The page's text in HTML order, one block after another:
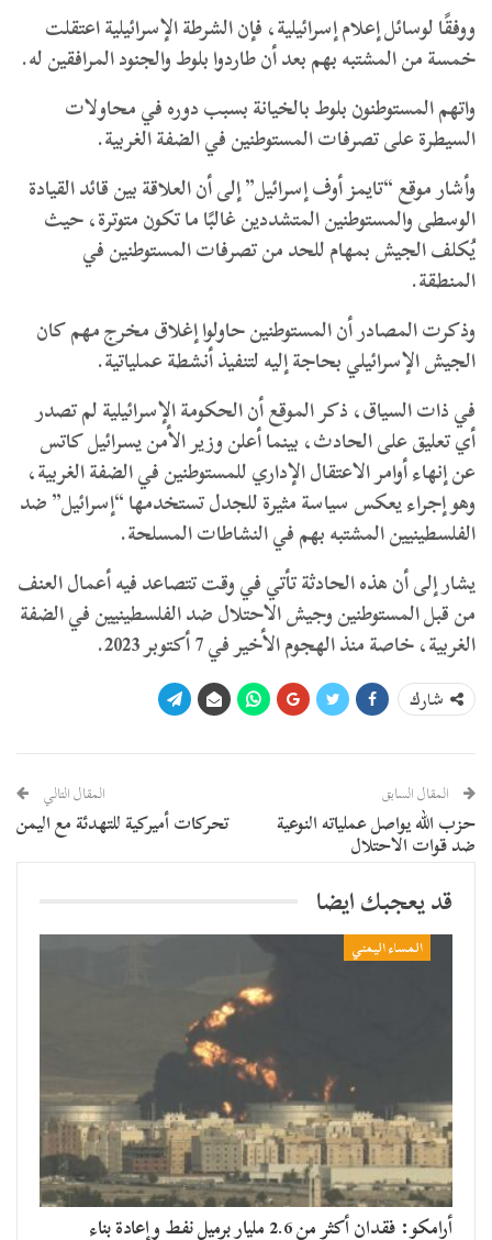
ووفقًا لوسائل إعلام إسرائيلية، فإن الشرطة الإسرائيلية اعتقلت
خمسة من المشتبه بهم بعد أن طاردوا بلوط والجنود المرافقين له.
واتهم المستوطنون بلوط بالخيانة بسبب دوره في محاولات
السيطرة على تصرفات المستوطنين في الضفة الغربية.
وأشار موقع “تايمز أوف إسرائيل” إلى أن العلاقة بين قائد القيادة
الوسطى والمستوطنين المتشددين غالبًا ما تكون متوترة، حيث
يُكلف الجيش بمهام للحد من تصرفات المستوطنين في
المنطقة.
وذكرت المصادر أن المستوطنين حاولوا إغلاق مخرج مهم كان
الجيش الإسرائيلي بحاجة إليه لتنفيذ أنشطة عملياتية.
في ذات السياق، ذكر الموقع أن الحكومة الإسرائيلية لم تصدر
أي تعليق على الحادث، بينما أعلن وزير الأمن يسرائيل كاتس
عن إنهاء أوامر الاعتقال الإداري للمستوطنين في الضفة الغربية،
وهو إجراء يعكس سياسة مثيرة للجدل تستخدمها “إسرائيل” ضد
الفلسطينيين المشتبه بهم في النشاطات المسلحة.
يشار إلى أن هذه الحادثة تأتي في وقت تتصاعد فيه أعمال العنف
من قبل المستوطنين وجيش الاحتلال ضد الفلسطينيين في الضفة
الغربية، خاصة منذ الهجوم الأخير في 7 أكتوبر 2023.
شارك
المقال السابق
حزب الله يواصل عملياته النوعية
ضد قوات الاحتلال
المقال التالي
تحركات أميركية للتهدئة مع اليمن
قد يعجبك ايضا
المساء اليمني
أرامكو: فقدان أكثر من 2.6 مليار برميل نفط وإعادة بناء